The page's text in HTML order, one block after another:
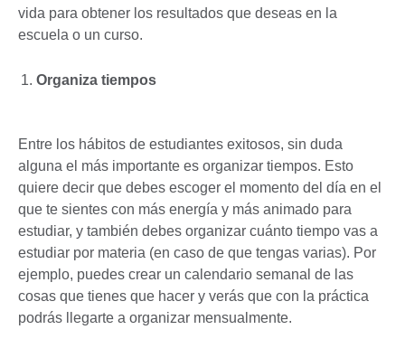
vida para obtener los resultados que deseas en la
escuela o un curso.
Organiza tiempos
Entre los hábitos de estudiantes exitosos, sin duda
alguna el más importante es organizar tiempos. Esto
quiere decir que debes escoger el momento del día en el
que te sientes con más energía y más animado para
estudiar, y también debes organizar cuánto tiempo vas a
estudiar por materia (en caso de que tengas varias). Por
ejemplo, puedes crear un calendario semanal de las
cosas que tienes que hacer y verás que con la práctica
podrás llegarte a organizar mensualmente.